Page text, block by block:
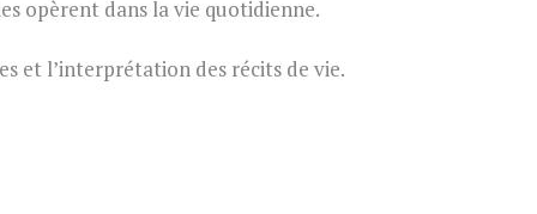
opèrent dans la vie quotidienne.
et l’interprétation des récits de vie.